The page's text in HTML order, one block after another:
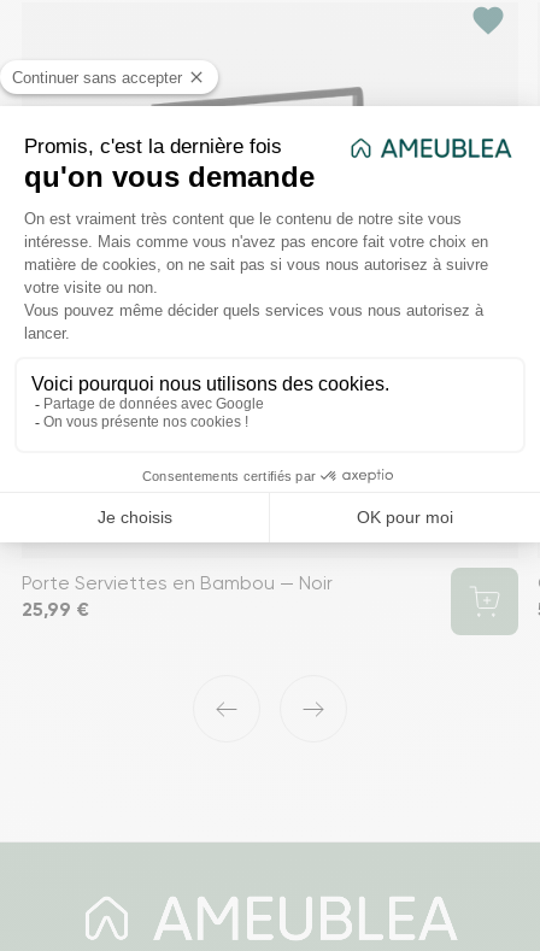
favorite
Porte Serviettes en Bambou — Noir
Prix
25,99 €
‹ ›